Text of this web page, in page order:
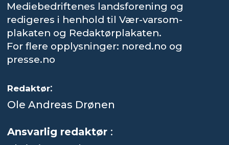
Mediebedriftenes landsforening og
redigeres i henhold til Vær-varsom-
plakaten og Redaktørplakaten.
For flere opplysninger: nored.no og
presse.no
Redaktør:
Ole Andreas Drønen
Ansvarlig redaktør :